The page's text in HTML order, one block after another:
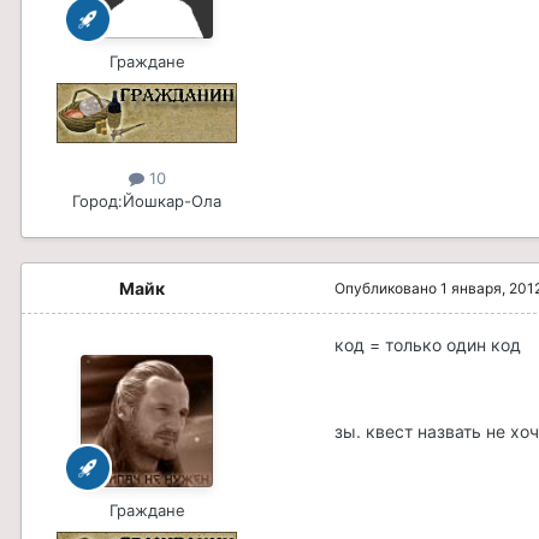
Граждане
10
Город:Йошкар-Ола
Майк
Граждане
Опубликовано 1 января,
код = только один код
зы. квест назвать не